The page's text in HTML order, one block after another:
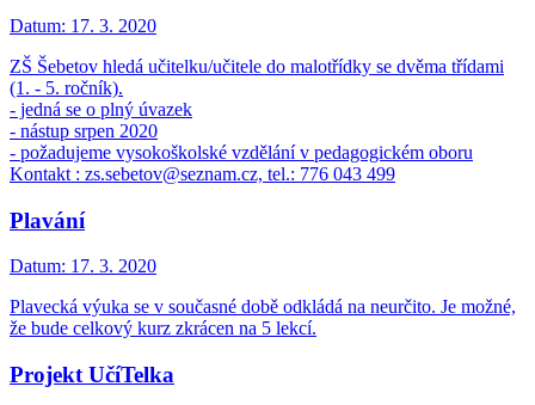
Datum: 17. 3. 2020
ZŠ Šebetov hledá učitelku/učitele do malotřídky se dvěma třídami
(1. - 5. ročník).
- jedná se o plný úvazek
- nástup srpen 2020
- požadujeme vysokoškolské vzdělání v pedagogickém oboru
Kontakt : zs.sebetov@seznam.cz, tel.: 776 043 499
Plavání
Datum: 17. 3. 2020
Plavecká výuka se v současné době odkládá na neurčito. Je možné,
že bude celkový kurz zkrácen na 5 lekcí.
Projekt UčíTelka